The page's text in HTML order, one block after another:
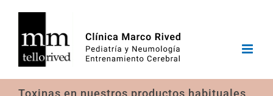
contenido
Toxinas en nuestros productos habituales